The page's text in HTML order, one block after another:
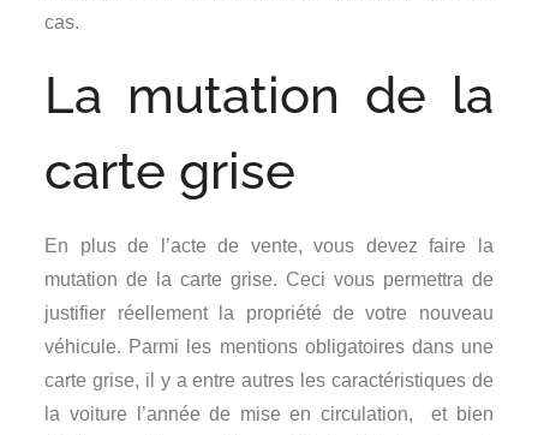
cas.
La mutation de la
carte grise
En plus de l’acte de vente, vous devez faire la
mutation de la carte grise. Ceci vous permettra de
justifier réellement la propriété de votre nouveau
véhicule. Parmi les mentions obligatoires dans une
carte grise, il y a entre autres les caractéristiques de
la voiture l’année de mise en circulation,
et bien